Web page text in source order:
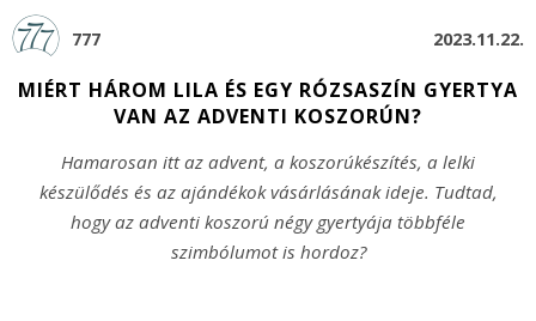
777 2023.11.22.
MIÉRT HÁROM LILA ÉS EGY RÓZSASZÍN GYERTYA
VAN AZ ADVENTI KOSZORÚN?
Hamarosan itt az advent, a koszorúkészítés, a lelki
készülődés és az ajándékok vásárlásának ideje. Tudtad,
hogy az adventi koszorú négy gyertyája többféle
szimbólumot is hordoz?